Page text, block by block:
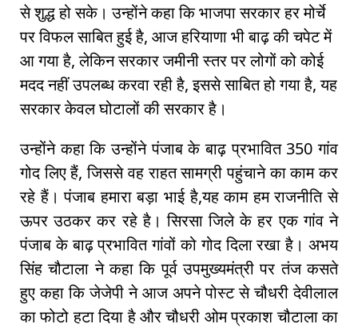
से शुद्ध हो सके। उन्होंने कहा कि भाजपा सरकार हर मोर्चे
पर विफल साबित हुई है, आज हरियाणा भी बाढ़ की चपेट में
आ गया है, लेकिन सरकार जमीनी स्तर पर लोगों को कोई
मदद नहीं उपलब्ध करवा रही है, इससे साबित हो गया है, यह
सरकार केवल घोटालों की सरकार है।
उन्होंने कहा कि उन्होंने पंजाब के बाढ़ प्रभावित 350 गांव
गोद लिए हैं, जिससे वह राहत सामग्री पहुंचाने का काम कर
रहे हैं। पंजाब हमारा बड़ा भाई है,यह काम हम राजनीति से
ऊपर उठकर कर रहे है। सिरसा जिले के हर एक गांव ने
पंजाब के बाढ़ प्रभावित गांवों को गोद दिला रखा है। अभय
सिंह चौटाला ने कहा कि पूर्व उपमुख्यमंत्री पर तंज कसते
हुए कहा कि जेजेपी ने आज अपने पोस्ट से चौधरी देवीलाल
का फोटो हटा दिया है और चौधरी ओम प्रकाश चौटाला का